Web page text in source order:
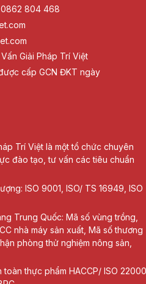
804 468
Giải Pháp Trí Việt
cấp GCN ĐKT ngày
Trí Việt là một tổ chức chuyên
đào tạo, tư vấn các tiêu chuẩn
ISO 9001, ISO/ TS 16949, ISO
Trung Quốc: Mã số vùng trồng,
nhà máy sản xuất, Mã số thương
phòng thử nghiệm nông sản,
thực phẩm HACCP/ ISO